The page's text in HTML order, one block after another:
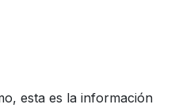
esta es la información